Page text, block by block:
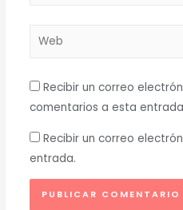
Web
Recibir un correo
comentarios a esta
Recibir un correo
entrada.